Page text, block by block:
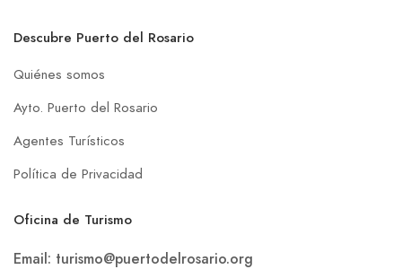
Descubre Puerto del Rosario
Quiénes somos
Ayto. Puerto del Rosario
Agentes Turísticos
Política de Privacidad
Oficina de Turismo
Email: turismo@puertodelrosario.org